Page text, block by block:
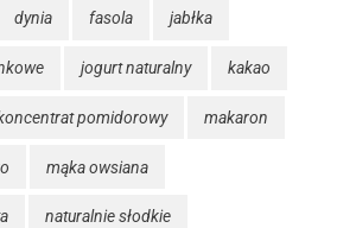
dynia fasola jabłka
jogurt naturalny kakao
pomidorowy makaron
mąka owsiana
naturalnie słodkie